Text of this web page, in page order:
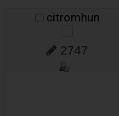
citromhun
2747